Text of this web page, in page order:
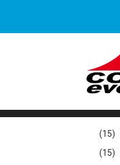
(15)
(15)